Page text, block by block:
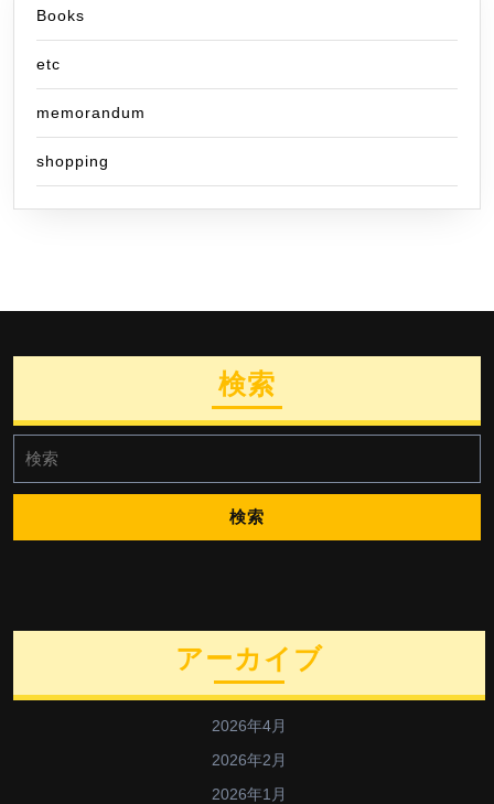
Books
etc
memorandum
shopping
検索
索:
アーカイブ
2026年4月
2026年2月
2026年1月